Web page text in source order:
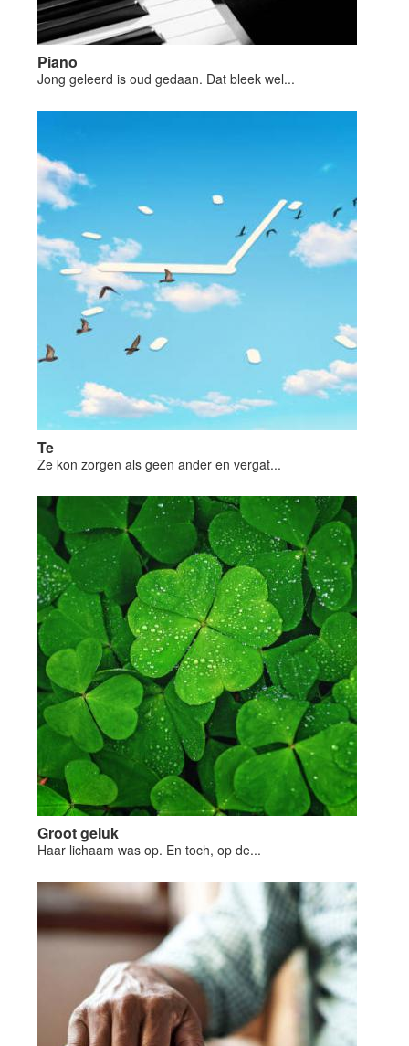
Piano
Jong geleerd is oud gedaan. Dat bleek wel...
Te
Ze kon zorgen als geen ander en vergat...
Groot geluk
Haar lichaam was op. En toch, op de...